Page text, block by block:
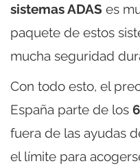
sistemas ADAS es
paquete de estos
mucha seguridad
Con todo esto, el
España parte de los
fuera de las ayudas
el límite para